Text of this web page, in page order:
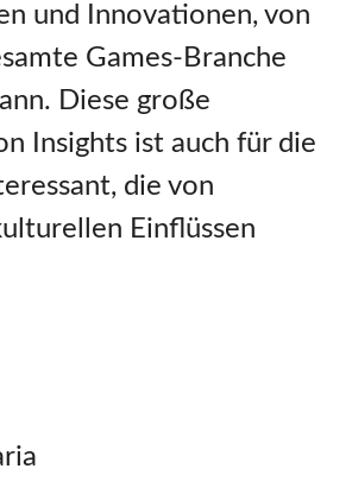
und Innovationen, von
Games-Branche
Diese große
Insights ist auch für die
die von
Einflüssen